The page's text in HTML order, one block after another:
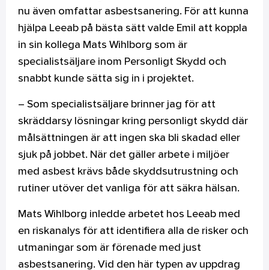
nu även omfattar asbestsanering. För att kunna
hjälpa Leeab på bästa sätt valde Emil att koppla
in sin kollega Mats Wihlborg som är
specialistsäljare inom Personligt Skydd och
snabbt kunde sätta sig in i projektet.
– Som specialistsäljare brinner jag för att
skräddarsy lösningar kring personligt skydd där
målsättningen är att ingen ska bli skadad eller
sjuk på jobbet. När det gäller arbete i miljöer
med asbest krävs både skyddsutrustning och
rutiner utöver det vanliga för att säkra hälsan.
Mats Wihlborg inledde arbetet hos Leeab med
en riskanalys för att identifiera alla de risker och
utmaningar som är förenade med just
asbestsanering. Vid den här typen av uppdrag